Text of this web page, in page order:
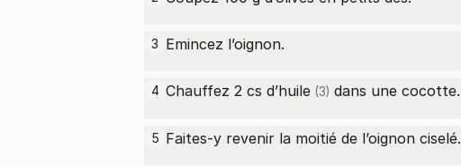
3 Emincez l’oignon.
4 Chauffez 2 cs d’huile (3) dans une cocotte.
5 Faites-y revenir la moitié de l’oignon ciselé.